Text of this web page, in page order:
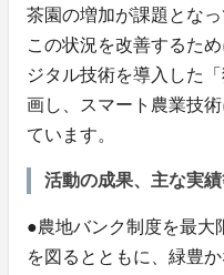
茶園の増加が課題となっ
この状況を改善するた
ジタル技術を導入した
画し、スマート農業技
ています。
活動の成果、主な実
●農地バンク制度を最大
を図るとともに、緑豊